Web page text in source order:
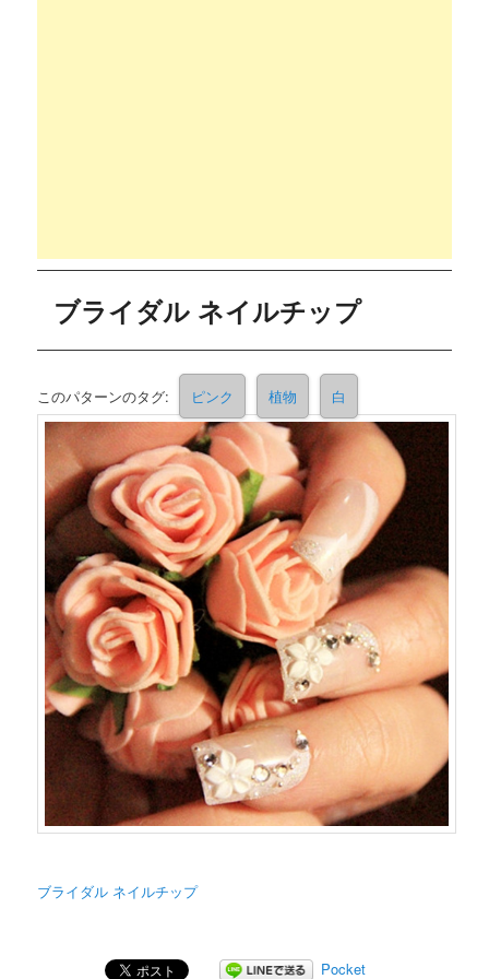
ブライダル ネイルチップ
このパターンのタグ: ピンク 植物 白
ブライダル ネイルチップ
Pocket